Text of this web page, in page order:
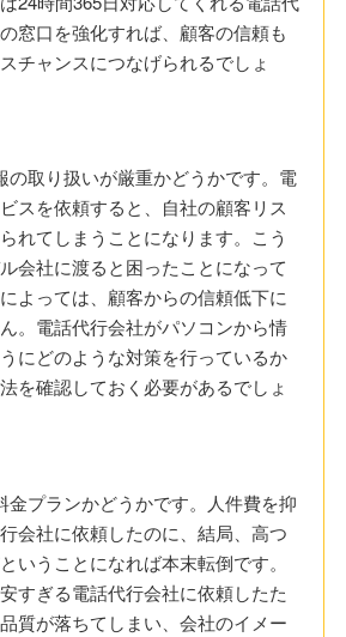
窓口を強化すれば、顧客の信頼も
チャンスにつなげられるでしょ
の取り扱いが厳重かどうかです。電
スを依頼すると、自社の顧客リス
れてしまうことになります。こう
会社に渡ると困ったことになって
よっては、顧客からの信頼低下に
。電話代行会社がパソコンから情
にどのような対策を行っているか
を確認しておく必要があるでしょ
金プランかどうかです。人件費を抑
会社に依頼したのに、結局、高つ
いうことになれば本末転倒です。
すぎる電話代行会社に依頼したた
質が落ちてしまい、会社のイメー